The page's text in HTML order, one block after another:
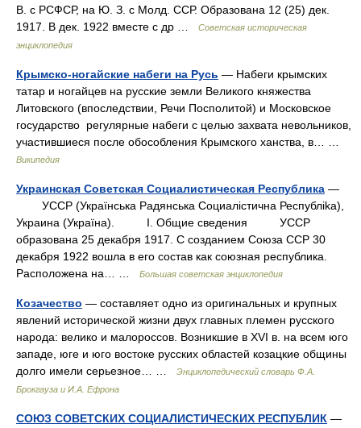
В. с РСФСР, на Ю. З. с Молд. ССР. Образована 12 (25) дек.
1917. В дек. 1922 вместе с др …
Советская историческая
энциклопедия
Крымско-ногайские набеги на Русь — Набеги крымских
татар и ногайцев на русские земли Великого княжества
Литовского (впоследствии, Речи Посполитой) и Московское
государство регулярные набеги с целью захвата невольников,
участившиеся после обособления Крымского ханства, в… …
Википедия
Украинская Советская Социалистическая Республика —
УССР (Украïнська Радянська Социалicтична Республika),
Украина (Украïна). I. Общие сведения УССР
образована 25 декабря 1917. С созданием Союза ССР 30
декабря 1922 вошла в его состав как союзная республика.
Расположена на… …
Большая советская энциклопедия
Козачество — составляет одно из оригинальных и крупных
явлений исторической жизни двух главных племен русского
народа: велико и малороссов. Возникшие в XVI в. на всем юго
западе, юге и юго востоке русских областей козацкие общины
долго имели серьезное… …
Энциклопедический словарь Ф.А.
Брокгауза и И.А. Ефрона
СОЮЗ СОВЕТСКИХ СОЦИАЛИСТИЧЕСКИХ РЕСПУБЛИК —